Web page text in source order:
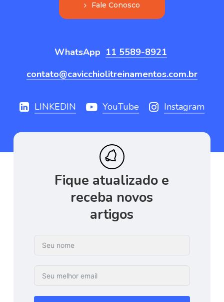
Fale Conosco
WhatsApp 11 5589-8921
contato@cavicchiolitreinamentos.com.br
LINKEDIN YouTube Instagram
Fique atualizado e
receba novos
artigos